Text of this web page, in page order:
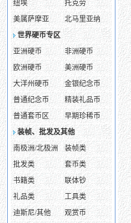
纽埃
托克劳
美属萨摩亚
北马里亚纳
世界硬币专区
亚洲硬币
非洲硬币
欧洲硬币
美洲硬币
大洋州硬币
金银纪念币
普通纪念币
精装礼品币
普通套币区
早期珍稀币
装帧、批发及其他
南极洲/北极洲
装帧类
批发类
套币类
书籍类
联体钞
礼品类
工具类
迪斯尼/其他
观赏币